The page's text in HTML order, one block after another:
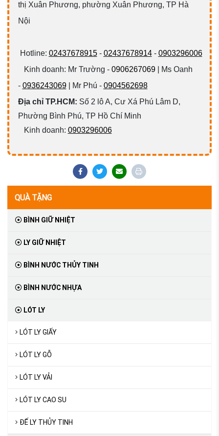
thị Xuân Phương, phường Xuân Phương, TP Hà
Nội
Hotline: 02437678915- 02437678914- 0903296006
Kinh doanh: Mr Trường - 0906267069| Ms Oanh
- 0936243069| Mr Phú - 0904562698
Địa chỉ TP.HCM: Số 2 lô A, Cư Xá Phú Lâm D,
Phường Bình Phú, TP Hồ Chí Minh
Kinh doanh: 0903296006
QUÀ TẶNG
BÌNH GIỮ NHIỆT
LY GIỮ NHIỆT
BÌNH NƯỚC THỦY TINH
BÌNH NƯỚC NHỰA
LÓT LY
LÓT LY GIẤY
LÓT LY GỖ
LÓT LY VẢI
LÓT LY CAO SU
ĐẾ LY THỦY TINH